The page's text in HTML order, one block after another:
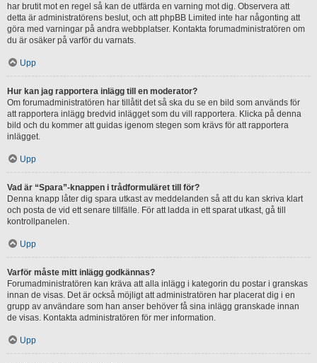
har brutit mot en regel så kan de utfärda en varning mot dig. Observera att
detta är administratörens beslut, och att phpBB Limited inte har någonting att
göra med varningar på andra webbplatser. Kontakta forumadministratören om
du är osäker på varför du varnats.
Upp
Hur kan jag rapportera inlägg till en moderator?
Om forumadministratören har tillåtit det så ska du se en bild som används för
att rapportera inlägg bredvid inlägget som du vill rapportera. Klicka på denna
bild och du kommer att guidas igenom stegen som krävs för att rapportera
inlägget.
Upp
Vad är “Spara”-knappen i trådformuläret till för?
Denna knapp låter dig spara utkast av meddelanden så att du kan skriva klart
och posta de vid ett senare tillfälle. För att ladda in ett sparat utkast, gå till
kontrollpanelen.
Upp
Varför måste mitt inlägg godkännas?
Forumadministratören kan kräva att alla inlägg i kategorin du postar i granskas
innan de visas. Det är också möjligt att administratören har placerat dig i en
grupp av användare som han anser behöver få sina inlägg granskade innan
de visas. Kontakta administratören för mer information.
Upp